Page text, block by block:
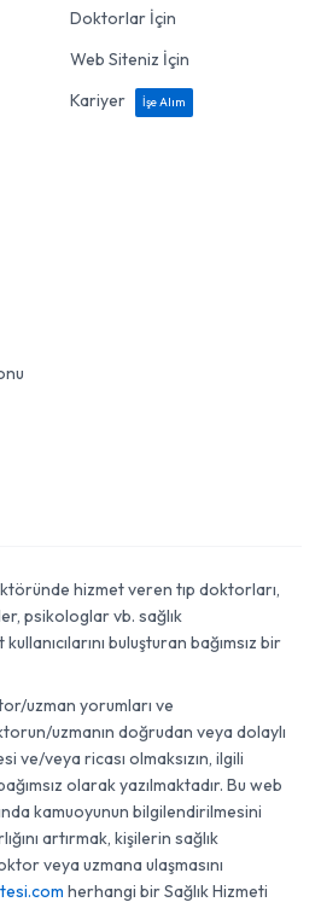
Doktorlar İçin
Web Siteniz İçin
Kariyer
İşe Alım
hizmet veren tıp doktorları,
psikologlar vb. sağlık
buluşturan bağımsız bir
uzman yorumları ve
uzmanın doğrudan veya dolaylı
ve/veya ricası olmaksızın, ilgili
olarak yazılmaktadır. Bu web
kamuoyunun bilgilendirilmesini
artırmak, kişilerin sağlık
veya uzmana ulaşmasını
herhangi bir Sağlık Hizmeti